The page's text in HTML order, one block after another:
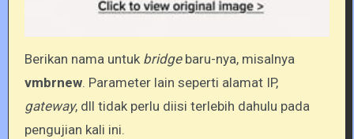
Berikan nama untuk bridgebaru-nya, misalnya
vmbrnew. Parameter lain seperti alamat IP,
gateway, dll tidak perlu diisi terlebih dahulu pada
pengujian kali ini.